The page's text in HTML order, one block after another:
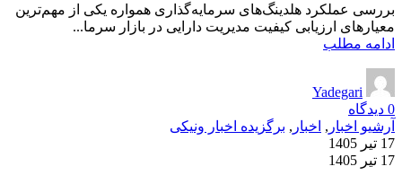
بررسی عملکرد هلدینگ‌های سرمایه‌گذاری همواره یکی از مهم‌ترین
معیارهای ارزیابی کیفیت مدیریت دارایی در بازار سرما...
ادامه مطلب
Yadegari
0 دیدگاه
آرشیو اخبار , اخبار , برگزیده اخبار ونیکی
17 تیر 1405
17 تیر 1405